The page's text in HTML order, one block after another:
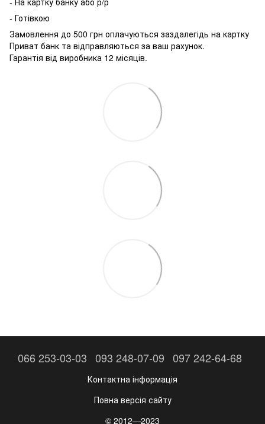
- Готівкою
Замовлення до 500 грн оплачуються заздалегідь на картку
Приват банк та відправляються за ваш рахунок.
Гарантія від виробника 12 місяців.
066 253-03-03 093 248-07-09 097 242-64-68
Контактна інформація
Повна версія сайту
© 2012—2023